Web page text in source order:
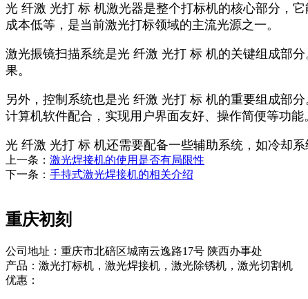
光 纤激 光打 标 机激光器是整个打标机的核心部分，
成本低等，是当前激光打标领域的主流光源之一。
激光振镜扫描系统是光 纤激 光打 标 机的关键组成部
果。
另外，控制系统也是光 纤激 光打 标 机的重要组成部
计算机软件配合，实现用户界面友好、操作简便等功能
光 纤激 光打 标 机还需要配备一些辅助系统，如冷却
上一条： 激光焊接机的使用是否有局限性
下一条： 手持式激光焊接机的相关介绍
重庆初刻
公司地址：重庆市北碚区城南云逸路17号 陕西办事处
产品：激光打标机，激光焊接机，激光除锈机，激光切割机
优惠：